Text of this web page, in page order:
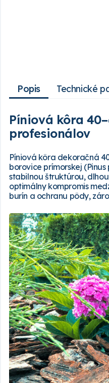
Popis
Píniová kôra
profesionálov
Píniová kôra dekoračná
borovice prímorskej
stabilnou štruktúrou,
optimálny kompromis
burín a ochranu pôdy,
Technické